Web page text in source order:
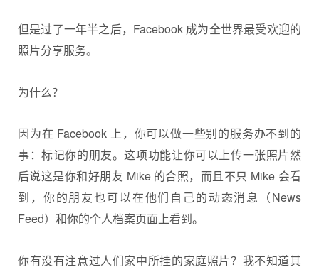
但是过了一年半之后，Facebook 成为全世界最受欢迎的
照片分享服务。
为什么？
因为在 Facebook 上，你可以做一些别的服务办不到的
事：标记你的朋友。这项功能让你可以上传一张照片然
后说这是你和好朋友 Mike 的合照，而且不只 Mike 会看
到，你的朋友也可以在他们自己的动态消息（News
Feed）和你的个人档案页面上看到。
你有没有注意过人们家中所挂的家庭照片？我不知道其